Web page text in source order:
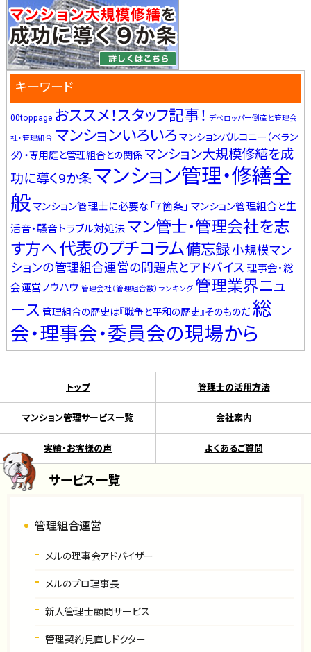
キーワード
00toppage おススメ！スタッフ記事！ デベロッパー倒産と管理会
社・管理組合 マンションいろいろ マンションバルコニー（ベラン
ダ）・専用庭と管理組合との関係 マンション大規模修繕を成
功に導く9か条マンション管理・修繕全
般マンション管理士に必要な「７箇条」 マンション管理組合と生
活音・騒音トラブル対処法 マン管士・管理会社を志
す方へ代表のプチコラム備忘録小規模マン
ションの管理組合運営の問題点とアドバイス 理事会・総
会運営ノウハウ 管理会社（管理組合数）ランキング 管理業界ニュ
ース 管理組合の歴史は『戦争と平和の歴史』そのものだ総
会・理事会・委員会の現場から
トップ 管理士の活用方法
マンション管理サービス一覧 会社案内
実績・お客様の声 よくあるご質問
サービス一覧
管理組合運営
メルの理事会アドバイザー
メルのプロ理事長
新人管理士顧問サービス
管理契約見直しドクター